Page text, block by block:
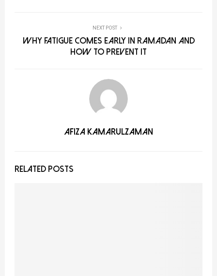
NEXT POST
Why Fatigue Comes Early in Ramadan and
How to Prevent It
Afiza Kamarulzaman
RELATED POSTS